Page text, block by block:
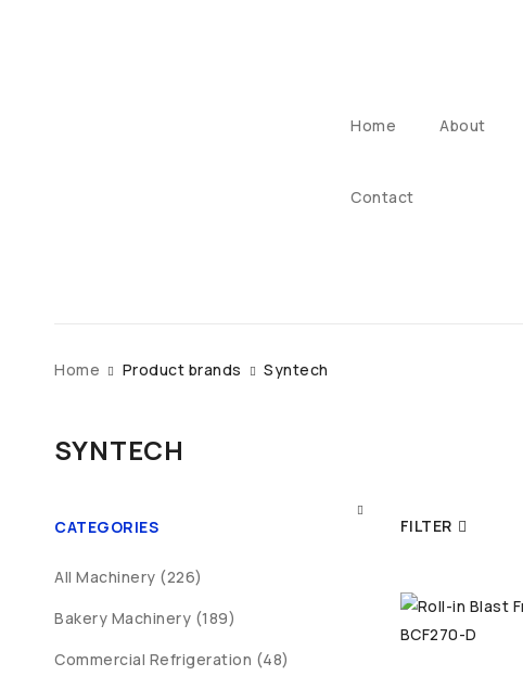
Home About
Contact
Home Product brands Syntech
SYNTECH
FILTER
CATEGORIES
All Machinery (226)
Bakery Machinery (189)
Commercial Refrigeration (48)